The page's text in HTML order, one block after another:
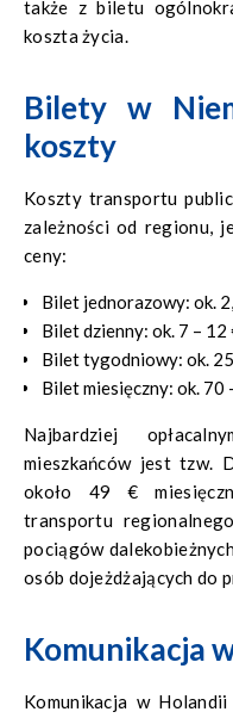
także z biletu
koszta życia.
Bilety w
koszty
Koszty transportu
zależności od regionu,
ceny:
Bilet jednorazowy: ok.
Bilet dzienny: ok. 7 – 12
Bilet tygodniowy: ok.
Bilet miesięczny: ok. 70
Najbardziej
mieszkańców jest tzw.
około 49 €
transportu
pociągów
osób dojeżdżających do
Komunikacja
Komunikacja w